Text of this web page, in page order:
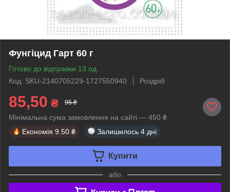
Фунгіцид Гарт 60 г
Готово до відправки 13 од.
Код: SKU-2140705229-1727550940
Роздріб
85,50 ₴ 95 ₴
Мінімальна сума замовлення на сайті — 450 ₴
Економія 9.50 ₴ Залишилось 4 дні
Купити
або